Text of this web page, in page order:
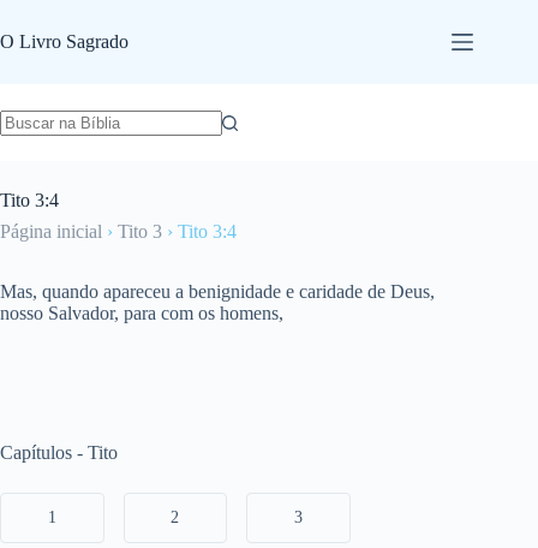
para
o
O Livro Sagrado
Tito 3:4
Página inicial › Tito 3 › Tito 3:4
Mas, quando apareceu a benignidade e caridade de Deus,
nosso Salvador, para com os homens,
Capítulos - Tito
1 2 3